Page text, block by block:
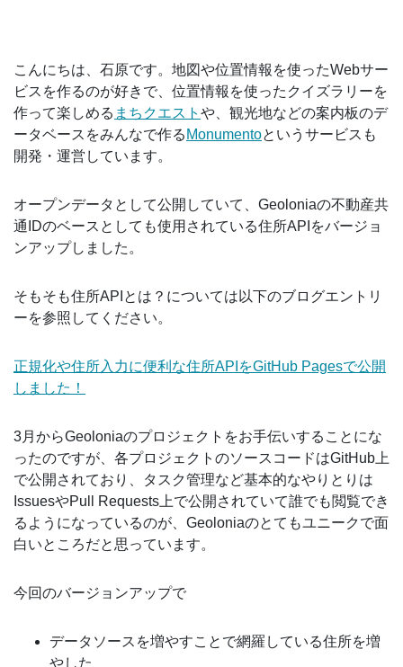
こんにちは、石原です。地図や位置情報を使ったWebサー
ビスを作るのが好きで、位置情報を使ったクイズラリーを
作って楽しめる まちクエスト や、観光地などの案内板のデ
ータベースをみんなで作る Monumentoというサービスも
開発・運営しています。
オープンデータとして公開していて、Geoloniaの不動産共
通IDのベースとしても使用されている住所APIをバージョ
ンアップしました。
そもそも住所APIとは？については以下のブログエントリ
ーを参照してください。
正規化や住所入力に便利な住所APIをGitHub Pagesで公開
しました！
3月からGeoloniaのプロジェクトをお手伝いすることにな
ったのですが、各プロジェクトのソースコードはGitHub上
で公開されており、タスク管理など基本的なやりとりは
IssuesやPull Requests上で公開されていて誰でも閲覧でき
るようになっているのが、Geoloniaのとてもユニークで面
白いところだと思っています。
今回のバージョンアップで
データソースを増やすことで網羅している住所を増
やした